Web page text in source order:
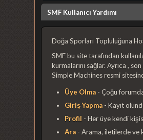
SMF Kullanıcı Yardımı
Doğa Sporları Topluluğuna
SMF bu site tarafından
kurmalarını sağlar. Ayrıca ,
Simple Machines resmi
Üye Olma - Çoğu
Giriş Yapma - Kayıt
Profil - Her üye kendi
Ara - Arama, iletilerde ve